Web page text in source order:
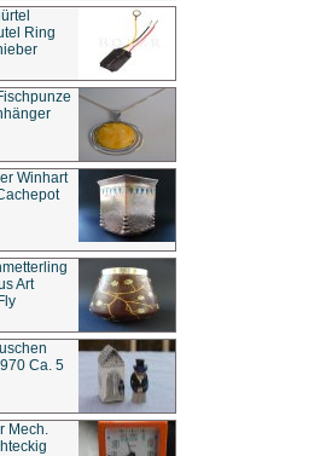
Ring
Winhart
Art
Ca. 5
Mech.